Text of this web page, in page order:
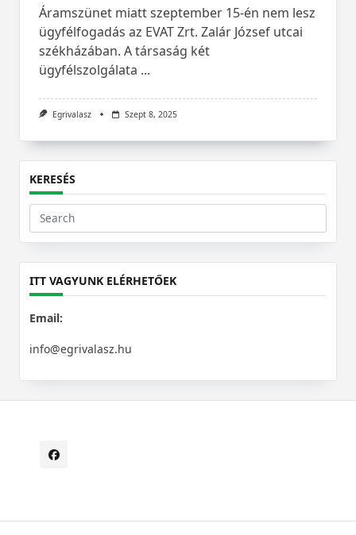
Áramszünet miatt szeptember 15-én nem lesz
ügyfélfogadás az EVAT Zrt. Zalár József utcai
székházában. A társaság két
ügyfélszolgálata ...
Egrivalasz Szept 8, 2025
KERESÉS
Search
for:
ITT VAGYUNK ELÉRHETŐEK
Email:
info@egrivalasz.hu